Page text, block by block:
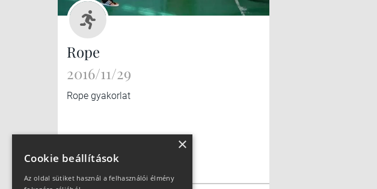
Rope
2016/11/29
Rope gyakorlat
×
Cookie beállítások
Az oldal sütiket használ a felhasználói élmény